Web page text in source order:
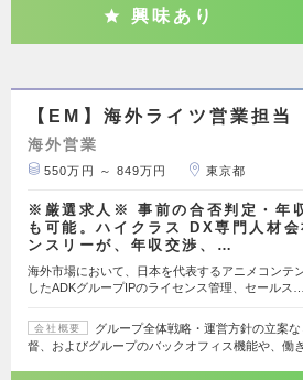
興味あり
【EM】海外ライツ営業担当
海外営業
550万円 ～ 849万円 東京都
※厳選求人※ 事前の合否判定・年
も可能。ハイクラス DX専門人材会
ンスリーが、年収交渉、…
海外市場において、日本を代表するアニメコンテ
したADKグループIPのライセンス管理、セールス…
会社概要
グループ全体戦略・運営方針の立案
督、およびグループのバックオフィス機能や、働